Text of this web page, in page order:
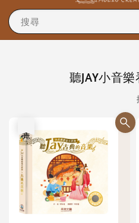
搜尋
聽JAY小音